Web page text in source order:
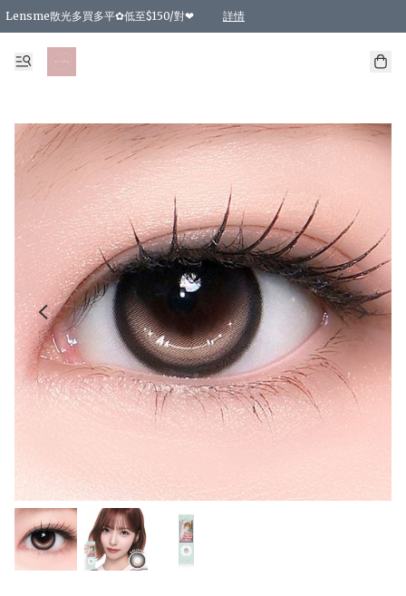
Lensme散光多買多平✿低至$150/對❤ 詳情
台灣Karacon⁩✧日拋 特價清貨❁⃘
日本韓國多款日/月拋現貨☼ 特價❤︎數量有限 售完即止
🇰🇷韓國多款月拋現貨 特價兩對$99✿數量有限 售完即止♫
精選商品，任選買2件或以上9 折；買4件或以上85 折；買6件或以上8 折
精選商品，任選買2件HKD 140.00；買4件HKD 260.00
精選商品，任選買2件HKD 190.00；買4件HKD 360.00
精選商品，任選買2件HKD 110.00；買4件HKD 180.00
精選商品，任選買2件HKD 170.00；買4件HKD 320.00
精選商品，任選買2件或以上減HKD 148.00
精選商品，任選買2件或以上減HKD 148.00
精選商品，任選買2件或以上95 折；買4件或以上9 折；買6件或以上85 折；買8件
精選商品，任選買12件或以上87 折
精選商品，任選買2件或以上減HKD 16.00；買4件或以上減HKD 32.00；買6
精選商品，任選買2件或以上95 折；買4件或以上9 折；買8件或以上85 折；買12
購物滿 HKD 800.00即享免運費優惠！（適用於 特定的送貨方式 )